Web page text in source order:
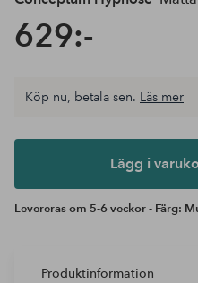
629:-
Lägg i
Köp nu, betala sen. Läs mer
Lägg i
Levereras om 5-6 veckor - Färg:
Produktinformation